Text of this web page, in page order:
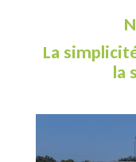
La
la